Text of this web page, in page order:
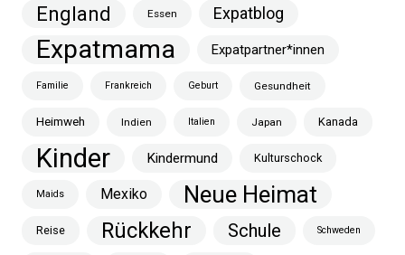
England Essen Expatblog
Expatmama Expatpartner*innen
Familie Frankreich Geburt Gesundheit
Heimweh Indien Italien Japan Kanada
Kinder Kindermund Kulturschock
Maids Mexiko Neue Heimat
Reise Rückkehr Schule Schweden